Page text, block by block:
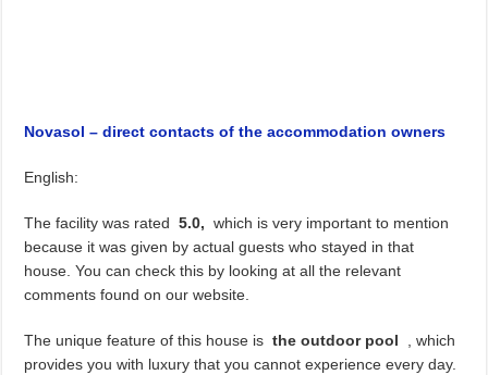
Novasol – direct contacts of the accommodation owners
English:
The facility was rated5.0, which is very important to mention
because it was given by actual guests who stayed in that
house. You can check this by looking at all the relevant
comments found on our website.
The unique feature of this house isthe outdoor pool , which
provides you with luxury that you cannot experience every day.